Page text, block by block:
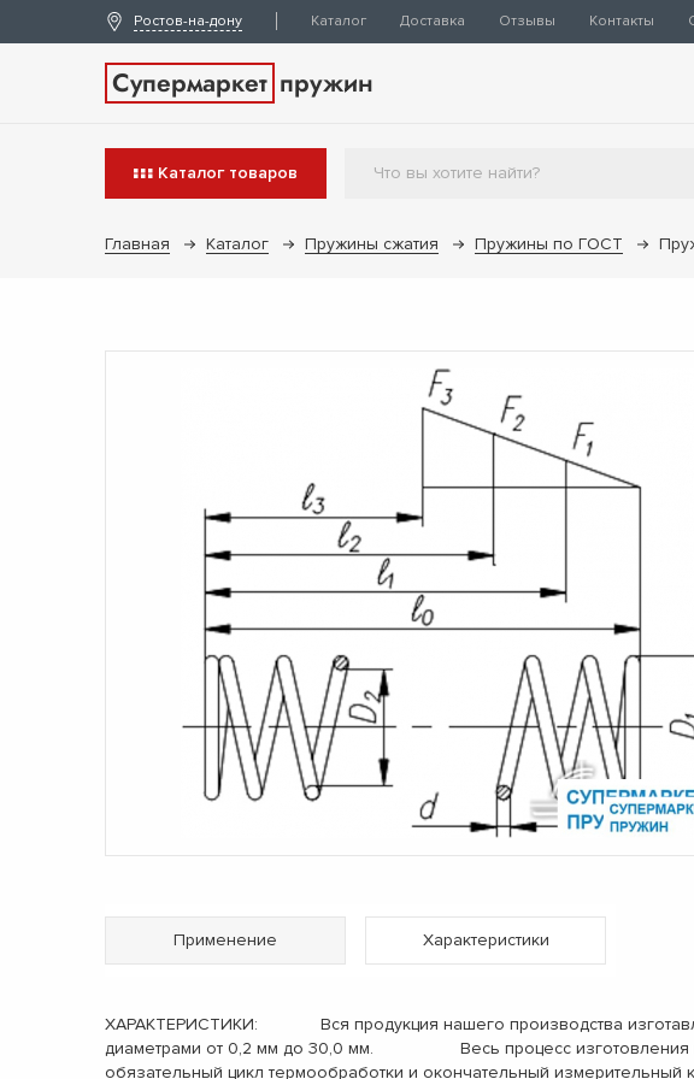
Ростов-на-дону Каталог Доставка Отзывы Контакты
Супермаркет пружин
Каталог товаров
Главная Каталог Пружины сжатия Пружины по ГОСТ
Применение Характеристики
ХАРАКТЕРИСТИКИ: Вся продукция нашего производства
диаметрами от 0,2 мм до 30,0 мм. Весь процесс изготовления
обязательный цикл термообработки и окончательный